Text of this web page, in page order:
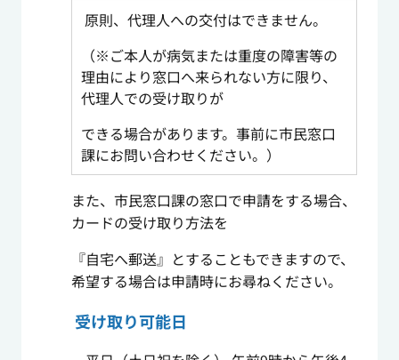
原則、代理人への交付はできません。
（※ご本人が病気または重度の障害等の
理由により窓口へ来られない方に限り、
代理人での受け取りが
できる場合があります。事前に市民窓口
課にお問い合わせください。）
また、市民窓口課の窓口で申請をする場合、
カードの受け取り方法を
『自宅へ郵送』とすることもできますので、
希望する場合は申請時にお尋ねください。
受け取り可能日